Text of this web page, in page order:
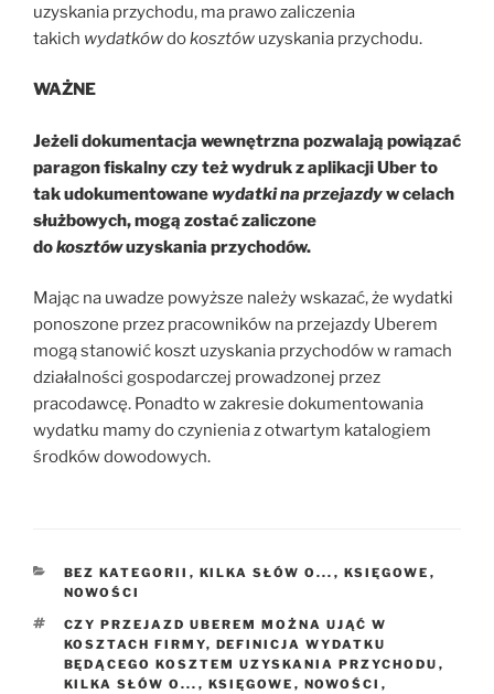
uzyskania przychodu, ma prawo zaliczenia
takich wydatkówdokosztów uzyskania przychodu.
WAŻNE
Jeżeli dokumentacja wewnętrzna pozwalają powiązać
paragon fiskalny czy też wydruk z aplikacji Uber to
tak udokumentowanewydatki na przejazdyw celach
służbowych, mogą zostać zaliczone
dokosztówuzyskania przychodów.
Mając na uwadze powyższe należy wskazać, że wydatki
ponoszone przez pracowników na przejazdy Uberem
mogą stanowić koszt uzyskania przychodów w ramach
działalności gospodarczej prowadzonej przez
pracodawcę. Ponadto w zakresie dokumentowania
wydatku mamy do czynienia z otwartym katalogiem
środków dowodowych.
KATEGORIE
BEZ KATEGORII , KILKA SŁÓW O... , KSIĘGOWE ,
NOWOŚCI
TAGI
CZY PRZEJAZD UBEREM MOŻNA UJĄĆ W
KOSZTACH FIRMY, DEFINICJA WYDATKU
BĘDĄCEGO KOSZTEM UZYSKANIA PRZYCHODU ,
KILKA SŁÓW O... , KSIĘGOWE , NOWOŚCI ,